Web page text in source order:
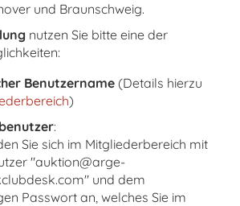
und Braunschweig.
nutzen Sie bitte eine der
Benutzername (Details hierzu
)
:
Sie sich im Mitgliederbereich mit
"auktion@arge-
und dem
Passwort an, welches Sie im